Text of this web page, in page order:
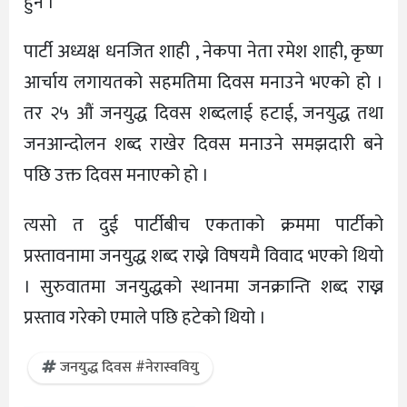
पार्टी अध्यक्ष धनजित शाही , नेकपा नेता रमेश शाही, कृष्ण
आर्चाय लगायतको सहमतिमा दिवस मनाउने भएको हो ।
तर २५ औं जनयुद्ध दिवस शब्दलाई हटाई, जनयुद्ध तथा
जनआन्दोलन शब्द राखेर दिवस मनाउने समझदारी बने
पछि उक्त दिवस मनाएको हो ।
त्यसो त दुई पार्टीबीच एकताको क्रममा पार्टीको
प्रस्तावनामा जनयुद्ध शब्द राख्ने विषयमै विवाद भएको थियो
। सुरुवातमा जनयुद्धको स्थानमा जनक्रान्ति शब्द राख्न
प्रस्ताव गरेको एमाले पछि हटेको थियो ।
जनयुद्ध दिवस #नेरास्ववियु